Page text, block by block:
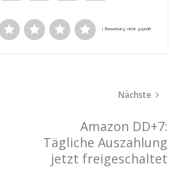
Nächste
Amazon DD+7:
Tägliche Auszahlung
jetzt freigeschaltet